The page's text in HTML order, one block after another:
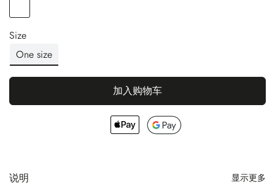
Size
One size
加入购物车
说明 显示更多